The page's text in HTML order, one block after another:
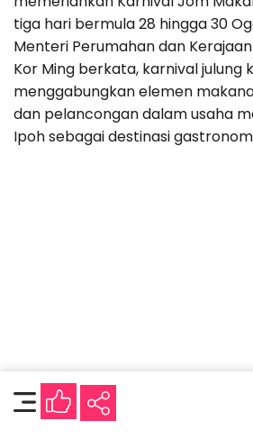
tiga hari bermula 28 hingga 30
Menteri Perumahan dan
Kor Ming berkata, karnival julung
menggabungkan elemen
dan pelancongan dalam usaha
Ipoh sebagai destinasi